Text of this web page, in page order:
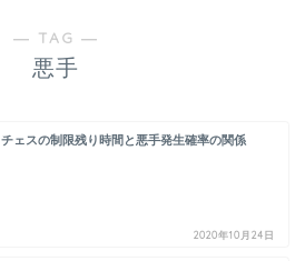
― TAG ―
悪手
チェスの制限残り時間と悪手発生確率の関係
2020年10月24日